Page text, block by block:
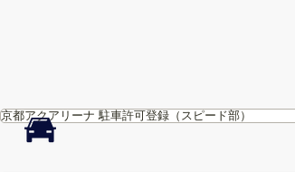
京都アクアリーナ 駐車許可登録（スピード部）